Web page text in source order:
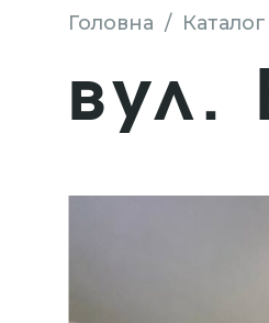
Головна / Каталог
вул.